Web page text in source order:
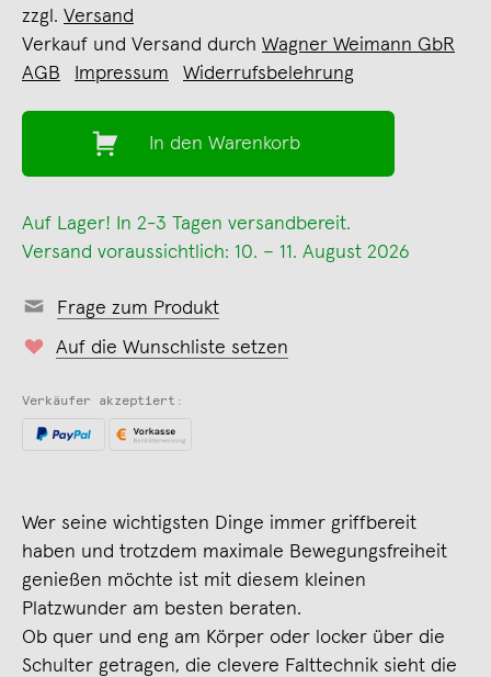
zzgl. Versand
Verkauf und Versand durch Wagner Weimann GbR
AGB
Impressum Widerrufsbelehrung
In den Warenkorb
Auf Lager! In 2-3 Tagen versandbereit.
Versand voraussichtlich: 10. – 11. August 2026
Frage zum Produkt
Auf die Wunschliste setzen
Verkäufer akzeptiert:
Wer seine wichtigsten Dinge immer griffbereit
haben und trotzdem maximale Bewegungsfreiheit
genießen möchte ist mit diesem kleinen
Platzwunder am besten beraten.
Ob quer und eng am Körper oder locker über die
Schulter getragen, die clevere Falttechnik sieht die